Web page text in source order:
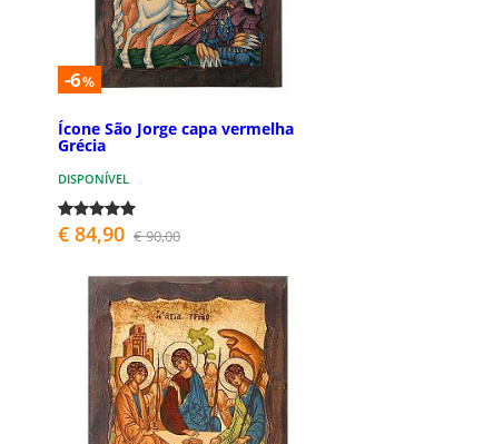
-6%
Ícone São Jorge capa vermelha
Grécia
DISPONÍVEL
€ 84,90 € 90,00